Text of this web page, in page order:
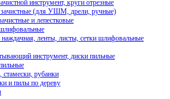
инструмент, круги отрезные
(для УШМ, дрели, ручные)
и лепестковые
наждачная, ленты, листы, сетки шлифовальные
инструмент, диски пильные
стамески, рубанки
и пилы по дереву